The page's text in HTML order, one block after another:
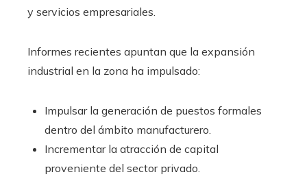
y servicios empresariales.
Informes recientes apuntan que la expansión
industrial en la zona ha impulsado:
Impulsar la generación de puestos formales
dentro del ámbito manufacturero.
Incrementar la atracción de capital
proveniente del sector privado.